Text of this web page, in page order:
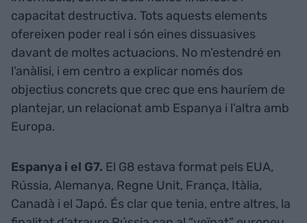
capacitat destructiva. Tots aquests elements
ofereixen poder real i són eines dissuasives
davant de moltes actuacions. No m’estendré en
l’anàlisi, i em centro a explicar només dos
objectius concrets que crec que ens hauríem de
plantejar, un relacionat amb Espanya i l’altra amb
Europa.
Espanya i el G7. El G8 estava format pels EUA,
Rússia, Alemanya, Regne Unit, França, Itàlia,
Canadà i el Japó. És clar que tenia, entre altres, la